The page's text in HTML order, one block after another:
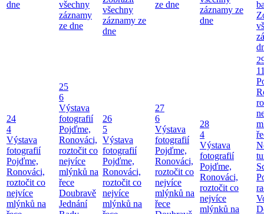
dne
všechny
záznamy
ze dne
všechny
záznamy ze
dne
ze dne
záznamy ze
dne
24
4
Výstava
fotografií
Pojďme,
Ronováci,
roztočit co
nejvíce
mlýnků na
25
6
Výstava
fotografií
Pojďme,
Ronováci,
roztočit co
nejvíce
mlýnků na
řece
Doubravě
Jednání
26
5
Výstava
fotografií
Pojďme,
Ronováci,
roztočit co
nejvíce
mlýnků na
27
6
Výstava
fotografií
Pojďme,
Ronováci,
roztočit co
nejvíce
mlýnků na
řece
28
4
Výstava
fotografií
Pojďme,
Ronováci,
roztočit co
nejvíce
mlýnků na